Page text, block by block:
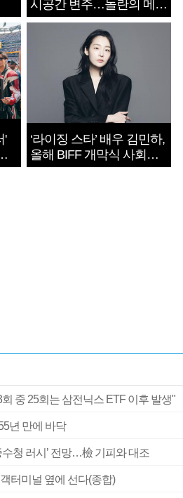
시공간 변주…놀란의 메시
지는 ‘전쟁 속죄’
'
‘라이징 스타’ 배우 김민하,
올해 BIFF 개막식 사회자
확정
중 25회는 삼전닉스 ETF 이후 발생"
년 만에 바닥
수청 러시’ 전망…檢 기피와 대조
터미널 옆에 선다(종합)